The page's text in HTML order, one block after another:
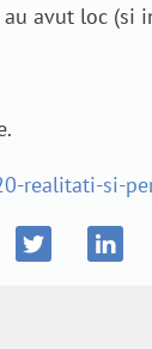
avut loc (si
si-